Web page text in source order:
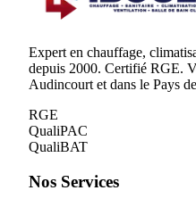
Expert en chauffage,
depuis 2000. Certifié RGE.
Audincourt et dans le Pays
RGE
QualiPAC
QualiBAT
Nos Services